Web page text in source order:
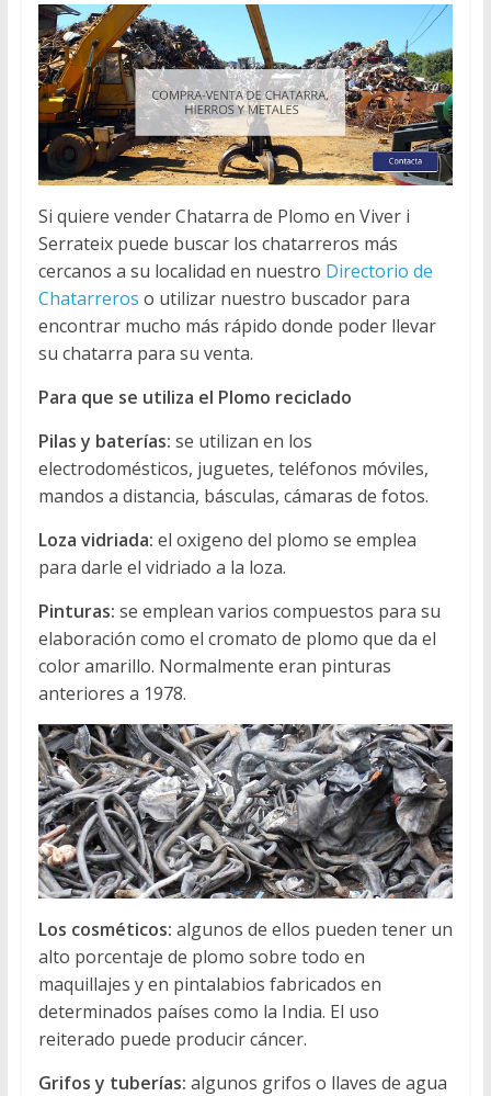
Si quiere vender Chatarra de Plomo en Viver i
Serrateix puede buscar los chatarreros más
cercanos a su localidad en nuestro Directorio de
Chatarreros o utilizar nuestro buscador para
encontrar mucho más rápido donde poder llevar
su chatarra para su venta.
Para que se utiliza el Plomo reciclado
Pilas y baterías: se utilizan en los
electrodomésticos, juguetes, teléfonos móviles,
mandos a distancia, básculas, cámaras de fotos.
Loza vidriada: el oxigeno del plomo se emplea
para darle el vidriado a la loza.
Pinturas: se emplean varios compuestos para su
elaboración como el cromato de plomo que da el
color amarillo. Normalmente eran pinturas
anteriores a 1978.
Los cosméticos: algunos de ellos pueden tener un
alto porcentaje de plomo sobre todo en
maquillajes y en pintalabios fabricados en
determinados países como la India. El uso
reiterado puede producir cáncer.
Grifos y tuberías: algunos grifos o llaves de agua